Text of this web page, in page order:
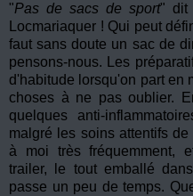
"Pas de sacs de sport" dit
Locmariaquer ! Qui peut
faut sans doute un sac de
pensons-nous. Les
d'habitude lorsqu'on part en
choses à ne pas oublier.
quelques anti-
malgré les soins attentifs
à moi très fréquemment,
trailer, le tout emballé
passe un peu de temps.